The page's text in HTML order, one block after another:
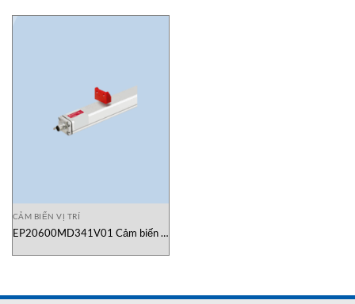
CẢM BIẾN VỊ TRÍ
EP20600MD341V01 Cảm biến vị